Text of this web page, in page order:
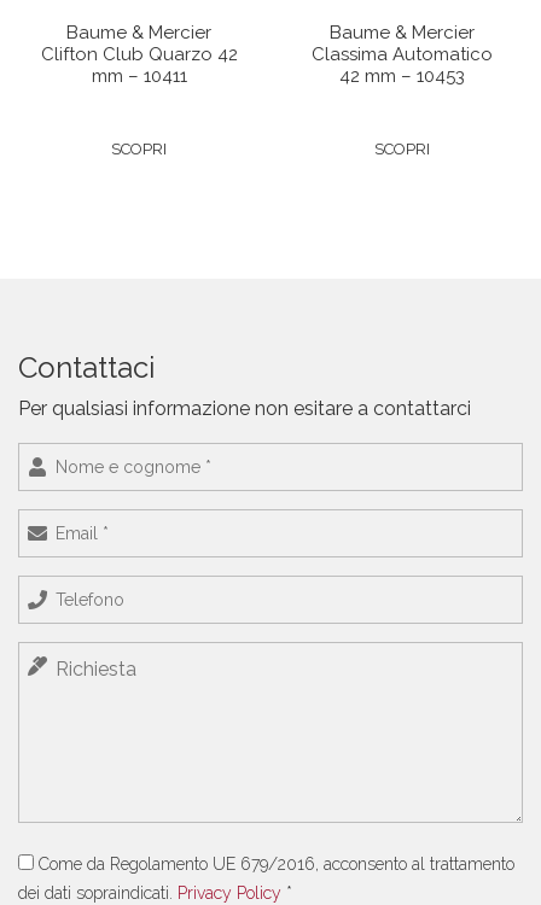
Baume & Mercier
Clifton Club Quarzo 42
mm – 10411
SCOPRI
Baume & Mercier
Classima Automatico
42 mm – 10453
SCOPRI
Contattaci
Per qualsiasi informazione non esitare a contattarci
Come da Regolamento UE 679/2016, acconsento al trattamento
dei dati sopraindicati.
Privacy Policy *